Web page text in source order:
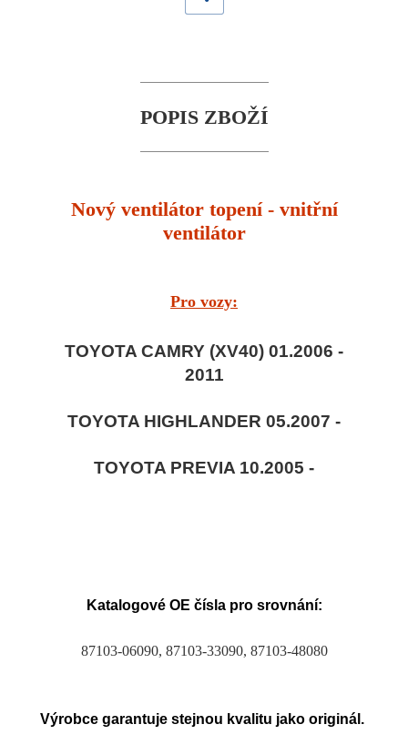
POPIS ZBOŽÍ
Nový ventilátor topení - vnitřní
ventilátor
Pro vozy:
TOYOTA CAMRY (XV40) 01.2006 -
2011
TOYOTA HIGHLANDER 05.2007 -
TOYOTA PREVIA 10.2005 -
Katalogové OE čísla pro srovnání:
87103-06090, 87103-33090, 87103-48080
Výrobce garantuje stejnou kvalitu jako originál.